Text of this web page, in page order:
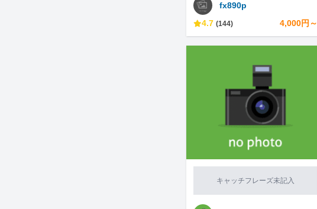
fx890p
4.7 (144) 4,000円～
キャッチフレーズ未記入